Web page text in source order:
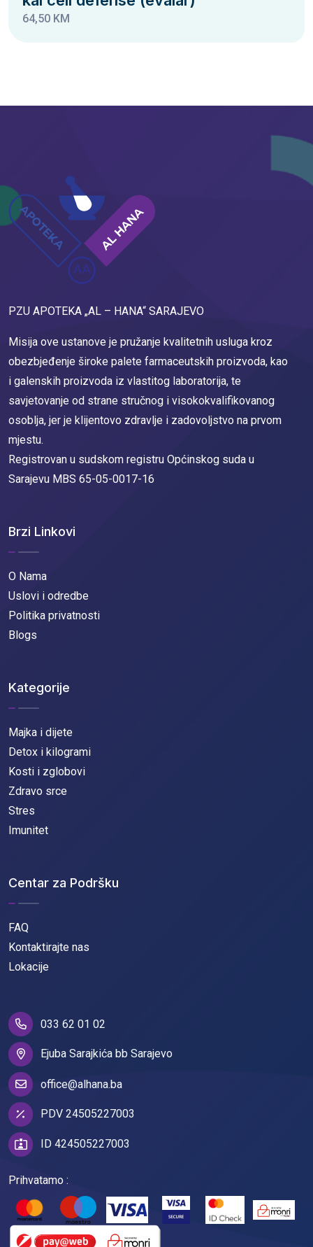
64,50 KM
PZU APOTEKA „AL – HANA“ SARAJEVO
Misija ove ustanove je pružanje kvalitetnih usluga kroz
obezbjeđenje široke palete farmaceutskih proizvoda, kao
i galenskih proizvoda iz vlastitog laboratorija, te
savjetovanje od strane stručnog i visokokvalifikovanog
osoblja, jer je klijentovo zdravlje i zadovoljstvo na prvom
mjestu.
Registrovan u sudskom registru Općinskog suda u
Sarajevu MBS 65-05-0017-16
Brzi Linkovi
O Nama
Uslovi i odredbe
Politika privatnosti
Blogs
Kategorije
Majka i dijete
Detox i kilogrami
Kosti i zglobovi
Zdravo srce
Stres
Imunitet
Centar za Podršku
FAQ
Kontaktirajte nas
Lokacije
033 62 01 02
Ejuba Sarajkića bb Sarajevo
office@alhana.ba
PDV 24505227003
ID 424505227003
Prihvatamo :